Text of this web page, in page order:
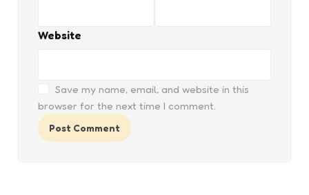
Website
Save my name, email, and website in this
browser for the next time I comment.